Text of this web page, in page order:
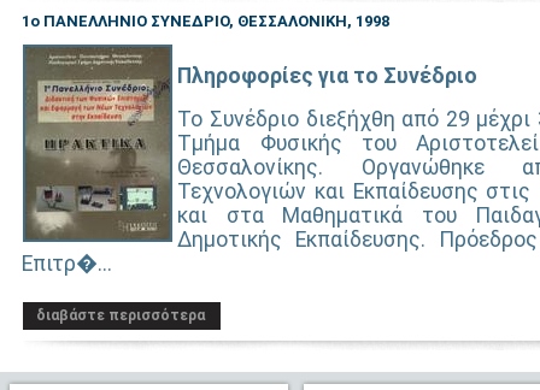
1ο ΠΑΝΕΛΛΗΝΙΟ ΣΥΝΕΔΡΙΟ, ΘΕΣΣΑΛΟΝΙΚΗ, 1998
Πληροφορίες για το Συνέδριο
Το Συνέδριο διεξήχθη από 29
Τμήμα Φυσικής του
Θεσσαλονίκης.
Τεχνολογιών και Εκπαίδευσης
και στα Μαθηματικά του
Δημοτικής Εκπαίδευσης.
Επιτρ�...
διαβάστε περισσότερα